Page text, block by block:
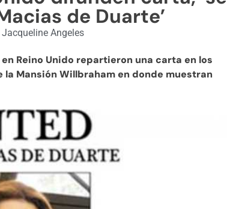
de Duarte’
Jacqueline Angeles
Reino Unido repartieron una carta en los
Mansión Willbraham en donde muestran